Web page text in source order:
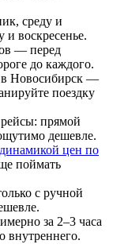
среду и
и воскресенье.
— перед
до каждого.
Новосибирск —
поездку
прямой
дешевле.
динамикой цен по
поймать
с ручной
за 2–3 часа
внутреннего.